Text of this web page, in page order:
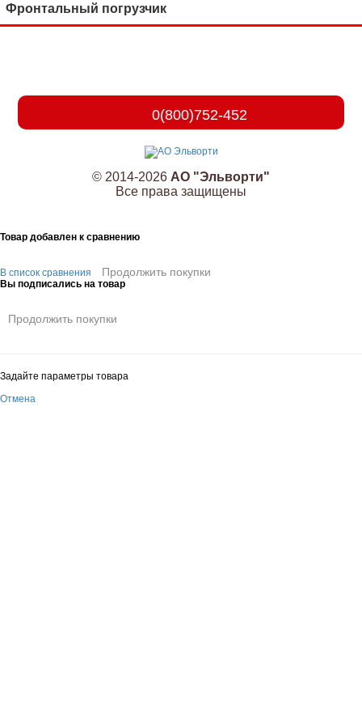
Фронтальный погрузчик
0(800)752-452
© 2014-2026 АО "Эльворти"
Все права защищены
Товар добавлен к сравнению
В список сравнения Продолжить покупки
Вы подписались на товар
Продолжить покупки
Задайте параметры товара
Отмена